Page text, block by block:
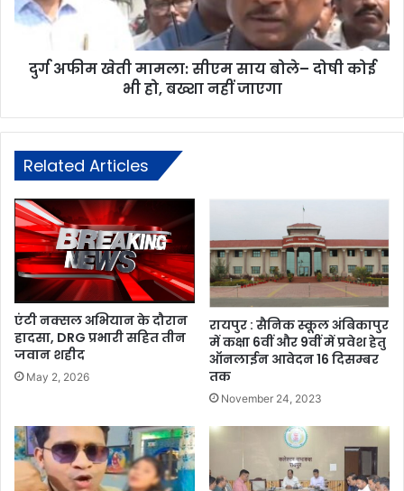
दुर्ग अफीम खेती मामला: सीएम साय बोले– दोषी कोई
भी हो, बख्शा नहीं जाएगा
Related Articles
एंटी नक्सल अभियान के दौरान
हादसा, DRG प्रभारी सहित तीन
जवान शहीद
May 2, 2026
रायपुर : सैनिक स्कूल अंबिकापुर
में कक्षा 6वीं और 9वीं में प्रवेश हेतु
ऑनलाईन आवेदन 16 दिसम्बर
तक
November 24, 2023